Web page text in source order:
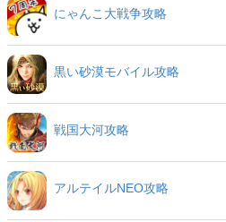
にゃんこ大戦争攻略
黒い砂漠モバイル攻略
戦国大河攻略
アルテイルNEO攻略